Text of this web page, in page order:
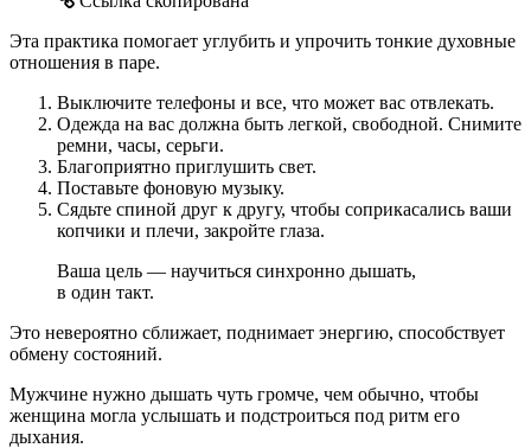
Эта практика помогает углубить и упрочить тонкие духовные
отношения в паре.
Выключите телефоны и все, что может вас отвлекать.
Одежда на вас должна быть легкой, свободной. Снимите
ремни, часы, серьги.
Благоприятно приглушить свет.
Поставьте фоновую музыку.
Сядьте спиной друг к другу, чтобы соприкасались ваши
копчики и плечи, закройте глаза.
Ваша цель — научиться синхронно дышать,
в один такт.
Это невероятно сближает, поднимает энергию, способствует
обмену состояний.
Мужчине нужно дышать чуть громче, чем обычно, чтобы
женщина могла услышать и подстроиться под ритм его
дыхания.